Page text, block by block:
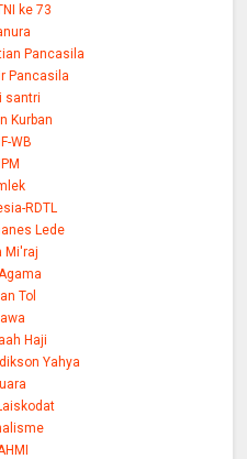
ke 73
Pancasila
Pancasila
santri
Kurban
WB
RDTL
Lede
Mi'raj
Tol
Haji
Yahya